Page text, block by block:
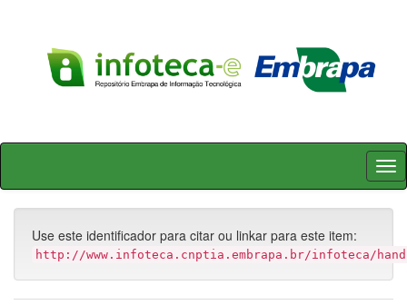
Skip
Use este identificador para citar ou linkar para este item:
http://www.infoteca.cnptia.embrapa.br/infoteca/